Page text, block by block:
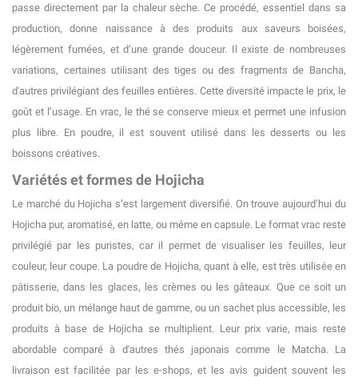
passe directement par la chaleur sèche. Ce procédé, essentiel dans sa
production, donne naissance à des produits aux saveurs boisées,
légèrement fumées, et d’une grande douceur. Il existe de nombreuses
variations, certaines utilisant des tiges ou des fragments de Bancha,
d'autres privilégiant des feuilles entières. Cette diversité impacte le prix, le
goût et l’usage. En vrac, le thé se conserve mieux et permet une infusion
plus libre. En poudre, il est souvent utilisé dans les desserts ou les
boissons créatives.
Variétés et formes de Hojicha
Le marché du Hojicha s’est largement diversifié. On trouve aujourd’hui du
Hojicha pur, aromatisé, en latte, ou même en capsule. Le format vrac reste
privilégié par les puristes, car il permet de visualiser les feuilles, leur
couleur, leur coupe. La poudre de Hojicha, quant à elle, est très utilisée en
pâtisserie, dans les glaces, les crèmes ou les gâteaux. Que ce soit un
produit bio, un mélange haut de gamme, ou un sachet plus accessible, les
produits à base de Hojicha se multiplient. Leur prix varie, mais reste
abordable comparé à d'autres thés japonais comme le Matcha. La
livraison est facilitée par les e-shops, et les avis guident souvent les